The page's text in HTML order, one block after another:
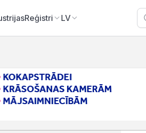
Reģistri LV